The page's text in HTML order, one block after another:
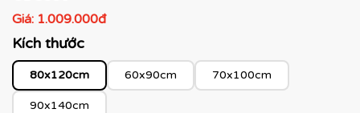
Giá: 1.009.000đ
Kích thước
80x120cm 60x90cm 70x100cm
90x140cm